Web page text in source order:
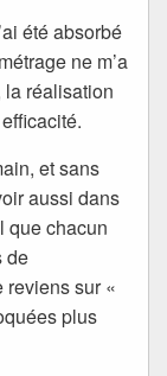
été absorbé
ne m’a
la réalisation
et sans
aussi dans
que chacun
de
reviens sur «
plus